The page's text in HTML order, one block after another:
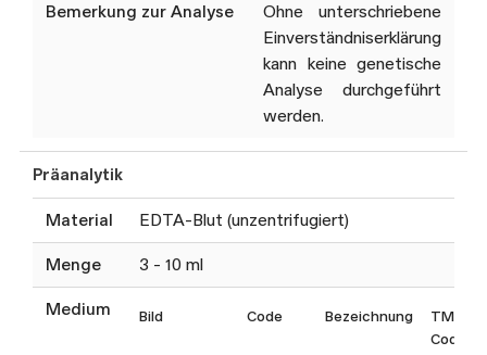
jeweils Deletions- und
Duplikationsanalyse (MLPA)
der folgenden Gene:
BRCA Standard*
BRCA1,BRCA2
BRCA PLUS Mamma*
BRCA1, BRCA2, ATM,
Bemerkung zur Analyse
Ohne unterschriebene
Einverständniserklärung
kann keine genetische
Analyse durchgeführt
werden.
Präanalytik
Material EDTA-Blut (unzentrifugiert)
Menge 3 - 10 ml
Medium Bild Code Bezeichnung
TM
Code